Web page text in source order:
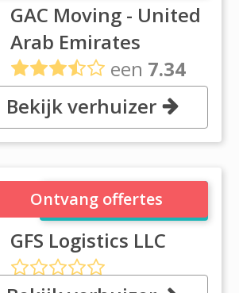
GAC Moving - United
Arab Emirates
een 7.34
uit5 reviews
, Jebel Ali, Dubai
Bekijk verhuizer
GFS Logistics LLC
GFS Logistics LLC
Ontvang offertes